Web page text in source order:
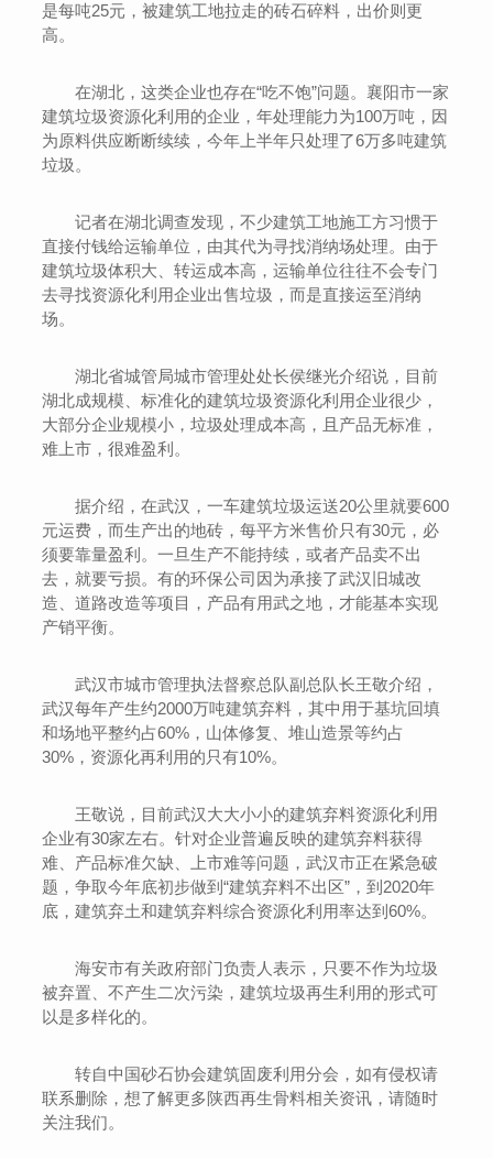
是每吨25元，被建筑工地拉走的砖石碎料，出价则更
高。
在湖北，这类企业也存在“吃不饱”问题。襄阳市一家
建筑垃圾资源化利用的企业，年处理能力为100万吨，因
为原料供应断断续续，今年上半年只处理了6万多吨建筑
垃圾。
记者在湖北调查发现，不少建筑工地施工方习惯于
直接付钱给运输单位，由其代为寻找消纳场处理。由于
建筑垃圾体积大、转运成本高，运输单位往往不会专门
去寻找资源化利用企业出售垃圾，而是直接运至消纳
场。
湖北省城管局城市管理处处长侯继光介绍说，目前
湖北成规模、标准化的建筑垃圾资源化利用企业很少，
大部分企业规模小，垃圾处理成本高，且产品无标准，
难上市，很难盈利。
据介绍，在武汉，一车建筑垃圾运送20公里就要600
元运费，而生产出的地砖，每平方米售价只有30元，必
须要靠量盈利。一旦生产不能持续，或者产品卖不出
去，就要亏损。有的环保公司因为承接了武汉旧城改
造、道路改造等项目，产品有用武之地，才能基本实现
产销平衡。
武汉市城市管理执法督察总队副总队长王敬介绍，
武汉每年产生约2000万吨建筑弃料，其中用于基坑回填
和场地平整约占60%，山体修复、堆山造景等约占
30%，资源化再利用的只有10%。
王敬说，目前武汉大大小小的建筑弃料资源化利用
企业有30家左右。针对企业普遍反映的建筑弃料获得
难、产品标准欠缺、上市难等问题，武汉市正在紧急破
题，争取今年底初步做到“建筑弃料不出区”，到2020年
底，建筑弃土和建筑弃料综合资源化利用率达到60%。
海安市有关政府部门负责人表示，只要不作为垃圾
被弃置、不产生二次污染，建筑垃圾再生利用的形式可
以是多样化的。
转自中国砂石协会建筑固废利用分会，如有侵权请
联系删除，想了解更多陕西再生骨料相关资讯，请随时
关注我们。